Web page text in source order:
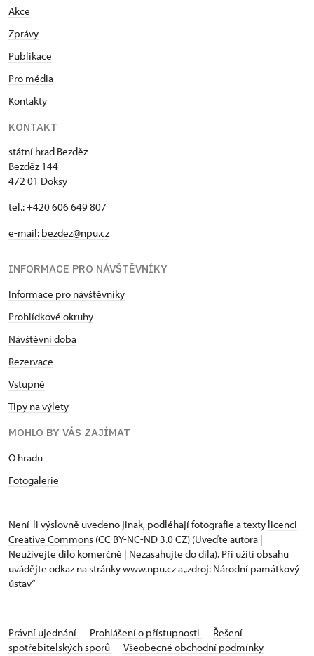
Akce
Zprávy
Publikace
Pro média
Kontakty
KONTAKT
státní hrad Bezděz
Bezděz 144
472 01 Doksy
tel.: +420 606 649 807
e-mail: bezdez@npu.cz
INFORMACE PRO NÁVŠTĚVNÍKY
Informace pro návštěvníky
Prohlídkové okruhy
Návštěvní doba
Rezervace
Vstupné
Tipy na výlety
MOHLO BY VÁS ZAJÍMAT
O hradu
Fotogalerie
Není-li výslovně uvedeno jinak, podléhají fotografie a texty licenci
Creative Commons (CC BY-NC-ND 3.0 CZ) (Uveďte autora |
Neužívejte dílo komerčně | Nezasahujte do díla). Při užití obsahu
uvádějte odkaz na stránky www.npu.cz a „zdroj: Národní památkový
ústav“
Právní ujednání Prohlášení o přístupnosti
Řešení
spotřebitelských sporů
Všeobecné obchodní podmínky